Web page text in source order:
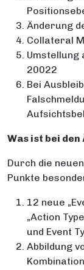
Änderung
Collateral
Umstellung
20022
Bei
Was ist bei
Durch die
Punkte
12 neue
„Action
und Event
Abbildung